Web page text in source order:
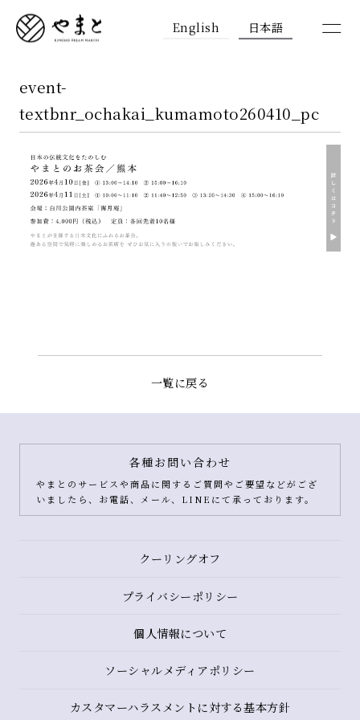
English 日本語
event-
textbnr_ochakai_kumamoto260410_pc
一覧に戻る
各種お問い合わせ
やまとのサービスや商品に関するご質問やご要望などがござ
いましたら、お電話、メール、LINEにて承っております。
クーリングオフ
プライバシーポリシー
個人情報について
ソーシャルメディアポリシー
カスタマーハラスメントに対する基本方針